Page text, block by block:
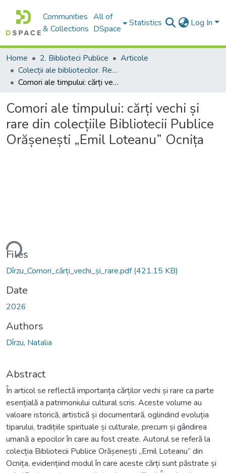
Communities
& Collections
All of
DSpace
Statistics Log In
Home 2. Biblioteci Publice
Articole
Colecții ale bibliotecilor. Resurse informaționale
Comori ale timpului: cărți vechi și rare din colecțiile Bibliotecii Publice Orășenești „Emil Loteanu” Ocnița
Comori ale timpului: cărți vechi și
rare din colecțiile Bibliotecii Publice
Orășenești „Emil Loteanu” Ocnița
Files
Dîrzu_Comori_cărți_vechi_și_rare.pdf(421.15 KB)
Date
2026
Authors
Dîrzu, Natalia
Abstract
În articol se reflectă importanța cărților vechi și rare ca parte
esențială a patrimoniului cultural scris. Aceste volume au
valoare istorică, artistică și documentară, oglindind evoluția
tiparului, tradițiile spirituale și culturale, precum și gândirea
umană a epocilor în care au fost create. Autorul se referă la
colecția Bibliotecii Publice Orășenești „Emil Loteanu” din
Ocnița, evidențiind modul în care aceste cărți sunt păstrate și